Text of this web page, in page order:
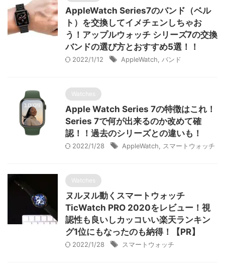
AppleWatch Series7のバンド（ベル
ト）を交換してイメチェンしちゃお
う！アップルウォッチ シリーズ7の交換
バンドの選び方とおすすめ5選！！
2022/1/12 AppleWatch バンド
Watches
Apple Watch Series 7の特徴はこれ！
Series 7で何が出来るのか改めて確
認！！過去のシリーズとの違いも！
2022/1/28 AppleWatch スマートウォッチ
Watches
ヌルヌル動くスマートウォッチ
TicWatch PRO 2020をレビュー！視
認性も良いしカッコいい楽天ランキン
グ1位にもなったのも納得！【PR】
2022/1/28 スマートウォッチ